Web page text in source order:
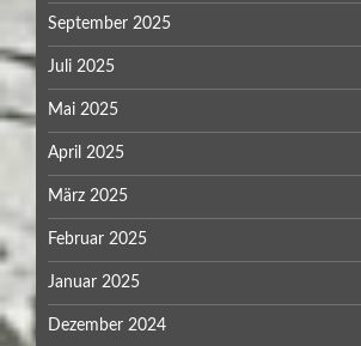
September 2025
Juli 2025
Mai 2025
April 2025
März 2025
Februar 2025
Januar 2025
Dezember 2024